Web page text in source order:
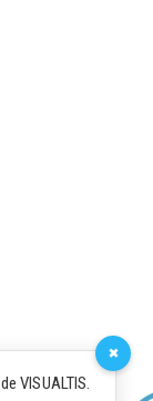
×
VISUALTIS.